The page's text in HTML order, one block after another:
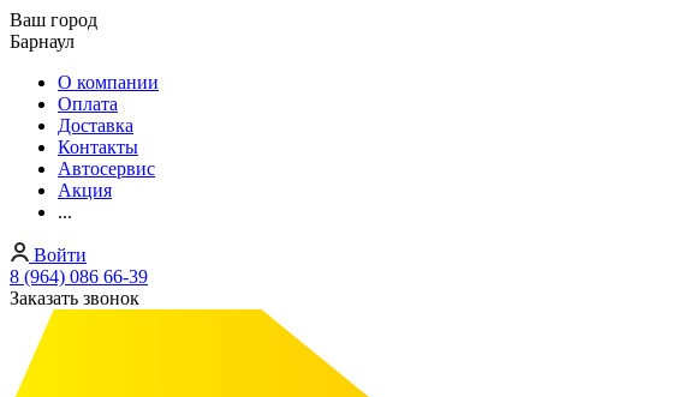
Ваш город
Барнаул
О компании
Оплата
Доставка
Контакты
Автосервис
Акция
...
Войти
8 (964) 086 66-39
Заказать звонок